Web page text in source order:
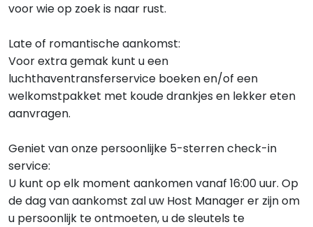
voor wie op zoek is naar rust.
Late of romantische aankomst:
Voor extra gemak kunt u een
luchthaventransferservice boeken en/of een
welkomstpakket met koude drankjes en lekker eten
aanvragen.
Geniet van onze persoonlijke 5-sterren check-in
service:
U kunt op elk moment aankomen vanaf 16:00 uur. Op
de dag van aankomst zal uw Host Manager er zijn om
u persoonlijk te ontmoeten, u de sleutels te